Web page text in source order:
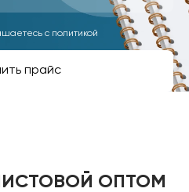
с политикой
прайс
ОПТОМ